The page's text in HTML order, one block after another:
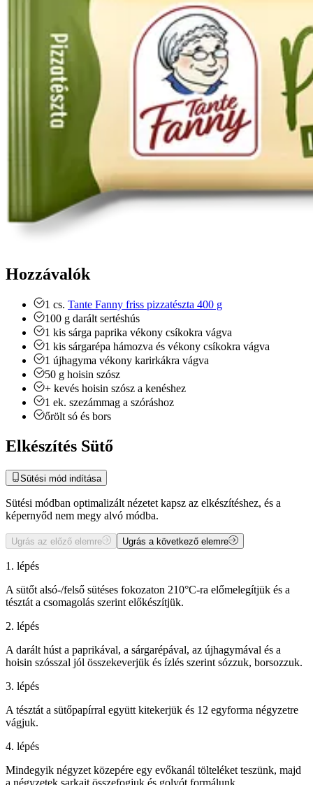
Hozzávalók
1 cs. Tante Fanny friss pizzatészta 400 g
100 g darált sertéshús
1 kis sárga paprika vékony csíkokra vágva
1 kis sárgarépa hámozva és vékony csíkokra vágva
1 újhagyma vékony karirkákra vágva
50 g hoisin szósz
+ kevés hoisin szósz a kenéshez
1 ek. szezámmag a szóráshoz
őrölt só és bors
Elkészítés Sütő
Sütési mód indítása
Sütési módban optimalizált nézetet kapsz az elkészítéshez, és a
képernyőd nem megy alvó módba.
Ugrás az előző elemre Ugrás a következő elemre
1. lépés
A sütőt alsó-/felső sütéses fokozaton 210°C-ra előmelegítjük és a
tésztát a csomagolás szerint előkészítjük.
2. lépés
A darált húst a paprikával, a sárgarépával, az újhagymával és a
hoisin szósszal jól összekeverjük és ízlés szerint sózzuk, borsozzuk.
3. lépés
A tésztát a sütőpapírral együtt kitekerjük és 12 egyforma négyzetre
vágjuk.
4. lépés
Mindegyik négyzet közepére egy evőkanál tölteléket teszünk, majd
a négyzetek sarkait összefogjuk és golyót formálunk.